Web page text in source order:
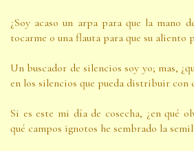
¿Soy acaso un arpa para que la mano
tocarme o una flauta para que su aliento
Un buscador de silencios soy yo; mas,
en los silencios que pueda distribuir con
Si es este mi día de cosecha, ¿en qué
qué campos ignotos he sembrado la